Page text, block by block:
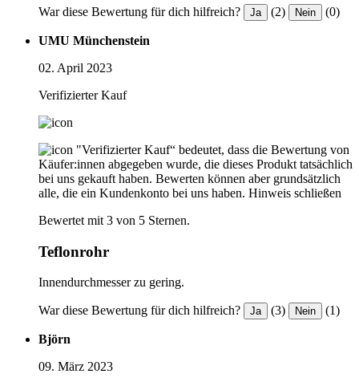
War diese Bewertung für dich hilfreich? Ja (2) Nein (0)
UMU Münchenstein
02. April 2023
Verifizierter Kauf
"Verifizierter Kauf“ bedeutet, dass die Bewertung von
Käufer:innen abgegeben wurde, die dieses Produkt tatsächlich
bei uns gekauft haben. Bewerten können aber grundsätzlich
alle, die ein Kundenkonto bei uns haben. Hinweis schließen
Bewertet mit 3 von 5 Sternen.
Teflonrohr
Innendurchmesser zu gering.
War diese Bewertung für dich hilfreich? Ja (3) Nein (1)
Björn
09. März 2023